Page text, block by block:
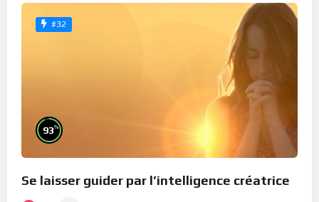
#32
93%
Se laisser guider par l’intelligence créatrice